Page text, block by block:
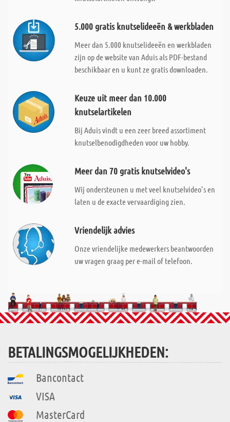
5.000 gratis knutselideeën & werkbladen
Meer dan 5.000 knutselideeën en werkbladen
zijn op de website van Aduis als PDF-bestand
beschikbaar en u kunt ze gratis downloaden.
Keuze uit meer dan 10.000
knutselartikelen
Bij Aduis vindt u een zeer breed assortiment
knutselbenodigdheden voor uw hobby.
Meer dan 70 gratis knutselvideo's
Wij ondersteunen u met veel knutselvideo's en
laten u de exacte vervaardiging zien.
Vriendelijk advies
Onze vriendelijke medewerkers beantwoorden
uw vragen graag per e-mail of telefoon.
BETALINGSMOGELIJKHEDEN:
Bancontact
VISA
MasterCard